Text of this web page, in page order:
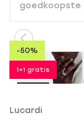
goedkoopste
-50%
1+1 gratis
Lucardi